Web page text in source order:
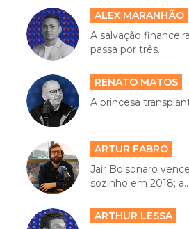
ALEX MARANHÃO
A salvação
passa por três...
RENATO MATOS
A princesa
ARTUR FABRO
Jair Bolsonaro
sozinho em 2018; a...
ARTHUR LESSA